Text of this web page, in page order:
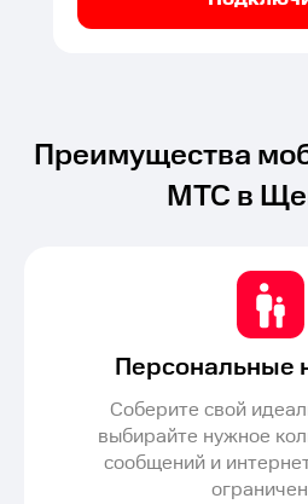
Преимущества
МТС в
Персональные
Соберите свой
выбирайте нужное
сообщений и